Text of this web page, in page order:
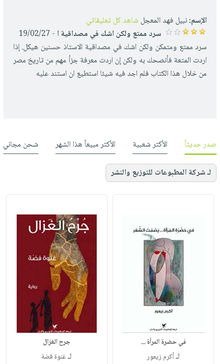
الإسم:نبيل فهد المعجل شاهد كل تعليقاتي
سرد ممتع ولكن اشك في مصداقية ا - 19/02/27
سرد ممتع ومتمكن ولكن اشك في مصداقية الاستاذ حسنين هيكل. إذا
اردت المتعة فأنصحك به ولكن إن اردت معرفة جزأ مهم من تاريخ مصر
من خلال هذا الكتاب فلم اجد فيه شيئا استطيع ان استند عليه
صدر حديثاً الأكثر شعبية الأكثر مبيعاً هذا الشهر شحن مجاني
لـ شركة المطبوعات للتوزيع والنشر
في حضرة المرأة ...
لـأكرم زيعور
جرح الغزال
لـغنوة فضة